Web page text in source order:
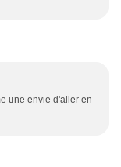
une envie d'aller en